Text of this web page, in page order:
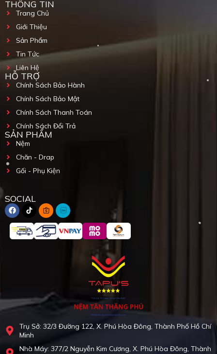
Trụ Sở: 32/3 Đường 122, X. Phú Hòa Đông, Thành Phố Hồ Chí
Minh
Nhà Máy: 377/2 Nguyễn Kim Cương, X. Phú Hòa Đông, Thành
THÔNG TIN
Trang Chủ
Giới Thiệu
Sản Phẩm
Tin Tức
Liên Hệ
HỖ TRỢ
Chính Sách Bảo Hành
Chính Sách Bảo Mật
Chính Sách Thanh Toán
Chính Sách Đổi Trả
SẢN PHẨM
Nệm
Chăn - Drap
Gối - Phụ Kiện
SOCIAL